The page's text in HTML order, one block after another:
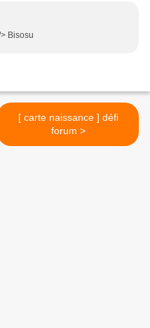
Bisosu
[ carte naissance ] défi
forum >